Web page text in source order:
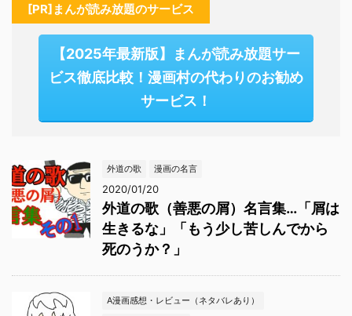
[PR]まんが読み放題のサービス
【2025年最新版】まんが読み放題サー
ビス徹底比較！漫画村の代わりのお勧め
サービス！
外道の歌 漫画の名言
2020/01/20
外道の歌（善悪の屑）名言集…「屑は
生きるな」「もう少し苦しんでから
死のうか？」
A漫画感想・レビュー（ネタバレあり）